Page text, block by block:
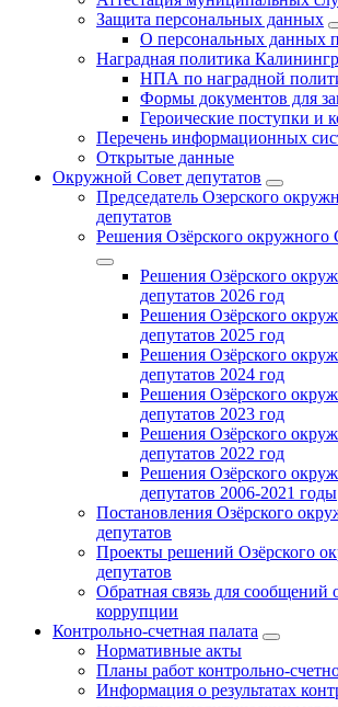
Защита персональных данных
О персональных данных
Наградная политика
НПА по наградной
Формы документов для
Героические поступки и
Перечень информационных
Открытые данные
Окружной Совет депутатов
Председатель Озерского
депутатов
Решения Озёрского окружного
Решения Озёрского
депутатов 2026 год
Решения Озёрского
депутатов 2025 год
Решения Озёрского
депутатов 2024 год
Решения Озёрского
депутатов 2023 год
Решения Озёрского
депутатов 2022 год
Решения Озёрского
депутатов 2006-2021 годы
Постановления Озёрского
депутатов
Проекты решений Озёрского
депутатов
Обратная связь для сообщений
коррупции
Контрольно-счетная палата
Нормативные акты
Планы работ контрольно-
Информация о результатах